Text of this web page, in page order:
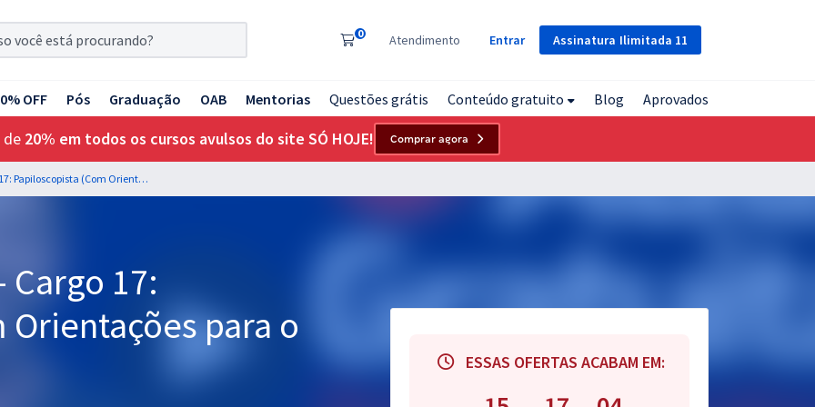
Assinatura Ilimitada 11
0 Atendimento Entrar
OFF Pós Graduação OAB Mentorias Questões grátis Conteúdo gratuito Blog Aprovados
de 20% em todos os cursos avulsos do site SÓ HOJE! Comprar agora
PF - Polícia Federal - Cargo 17: Papiloscopista (Com Orientações para o TAF)
Cargo 17:
Orientações para o
ESSAS OFERTAS ACABAM EM: